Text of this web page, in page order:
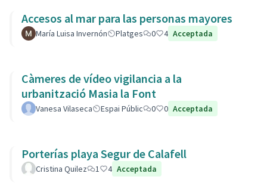
Accesos al mar para las personas mayores
María Luisa Invernón Platges 0 4 Acceptada
Càmeres de vídeo vigilancia a la
urbanització Masia la Font
Vanesa Vilaseca Espai Públic 0 0 Acceptada
Porterías playa Segur de Calafell
Cristina Quilez 1 4 Acceptada